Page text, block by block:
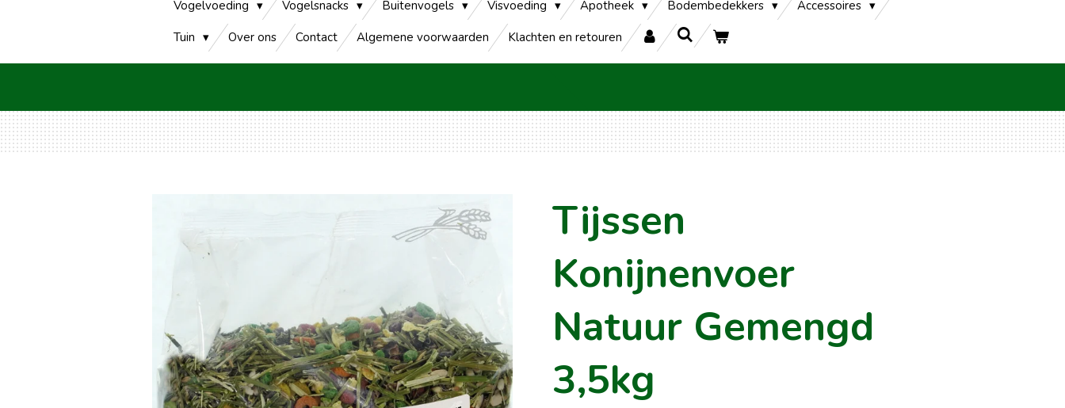
Vogelvoeding
Vogelsnacks Buitenvogels Visvoeding Apotheek Bodembedekkers
Accessoires
Tuin
Over ons Contact Algemene voorwaarden Klachten en retouren
Tijssen
Konijnenvoer
Natuur Gemengd
3,5kg